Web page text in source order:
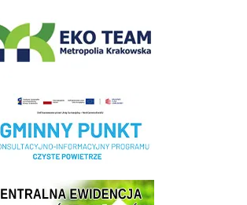
Programu Czyste Powietrze w Gminie Wieliczka
Ewidencja Emisyjności Budynków - złóż deklarację